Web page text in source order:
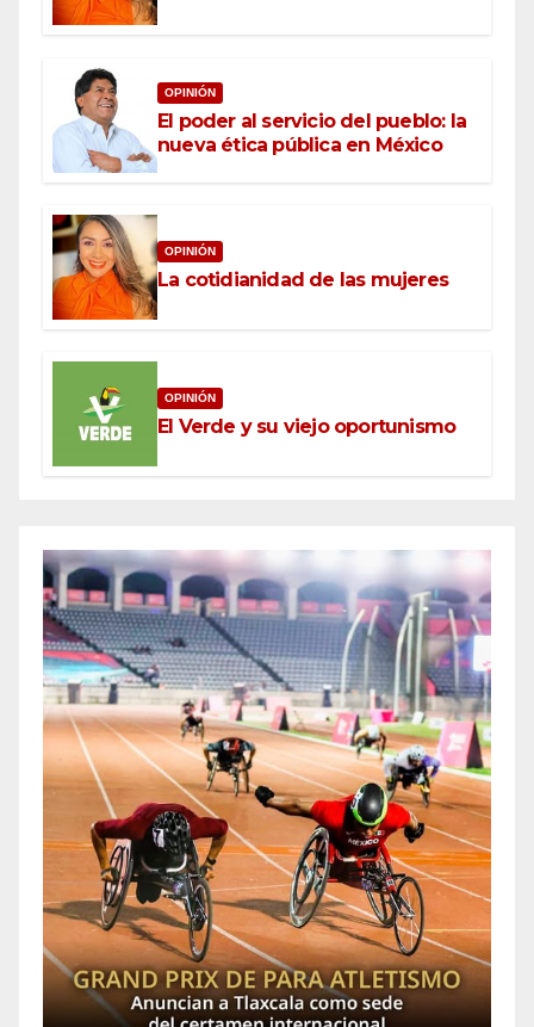
OPINIÓN
El poder al servicio del pueblo: la
nueva ética pública en México
OPINIÓN
La cotidianidad de las mujeres
OPINIÓN
El Verde y su viejo oportunismo